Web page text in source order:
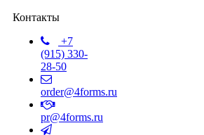
Контакты
+7
(915) 330-
28-50
order@4forms.ru
pr@4forms.ru